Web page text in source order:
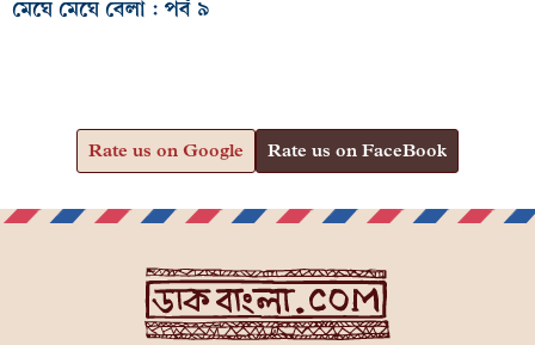
মেঘে মেঘে বেলা : পর্ব ৯
Rate us on Google Rate us on FaceBook